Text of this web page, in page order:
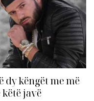
dy këngët me më
javë